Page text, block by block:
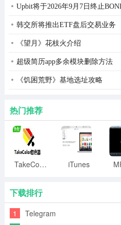
7. 修正10.9下提示 “需要高性
v2.5.1
1. 表情&符号界面全新设计制
和表情。
2. 新增大量 Mac 专用英文
修正繁体词汇。
3. 提供全半角快捷键禁用设置
4. 性能进一步优化，长时间
内存占用降低30%
Upbit将于2026年9月7日终止
韩交所将推出ETF盘后交易业务
《望月》花枝火介绍
超级简历app多余模块删除方法
《饥困荒野》基地选址攻略
热门推荐
TakeColor取色器 iTunes
下载排行
1 Telegram